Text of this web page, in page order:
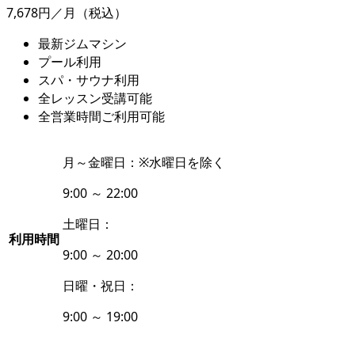
7,678円／月 （税込）
最新ジムマシン
プール利用
スパ・サウナ利用
全レッスン受講可能
全営業時間ご利用可能
利用時間
月～金曜日： ※水曜日を除く
9:00 ～ 22:00
土曜日：
9:00 ～ 20:00
日曜・祝日：
9:00 ～ 19:00